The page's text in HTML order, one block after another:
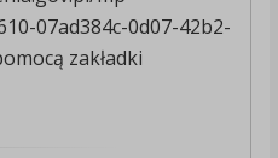
07ad384c-0d07-42b2-
zakładki